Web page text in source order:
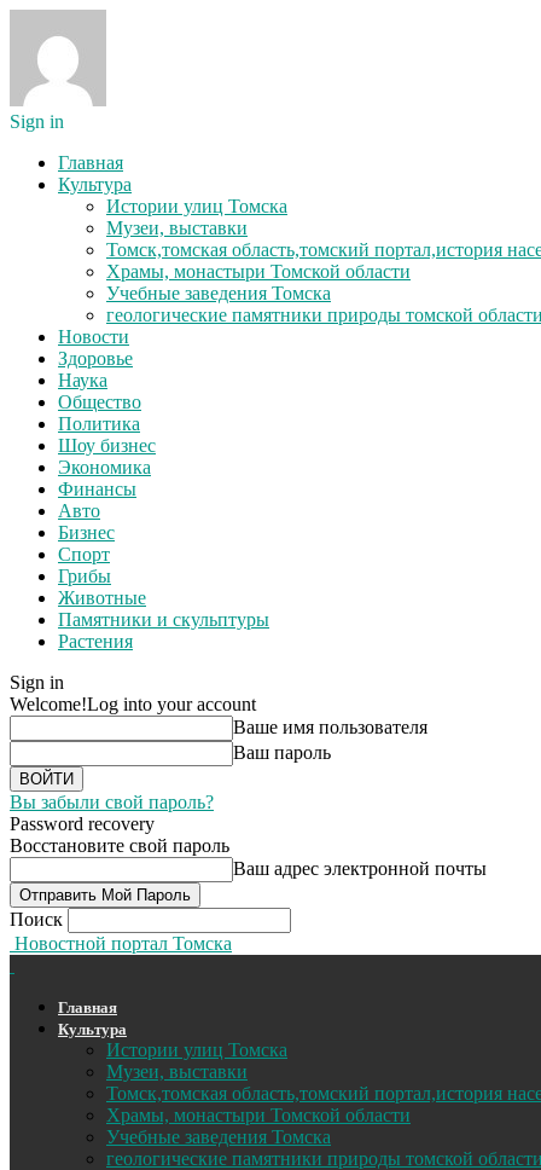
Sign in
Главная
Культура
Истории улиц Томска
Музеи, выставки
Томск,томская область,томский портал,история
Храмы, монастыри Томской области
Учебные заведения Томска
геологические памятники природы томской области
Новости
Здоровье
Наука
Общество
Политика
Шоу бизнес
Экономика
Финансы
Авто
Бизнес
Спорт
Грибы
Животные
Памятники и скульптуры
Растения
Sign in
Welcome!Log into your account
Ваше имя пользователя
Ваш пароль
Вы забыли свой пароль?
Password recovery
Восстановите свой пароль
Ваш адрес электронной почты
Поиск
Новостной портал Томска
Главная
Культура
Истории улиц Томска
Музеи, выставки
Томск,томская область,томский портал,история
Храмы, монастыри Томской области
Учебные заведения Томска
геологические памятники природы томской области